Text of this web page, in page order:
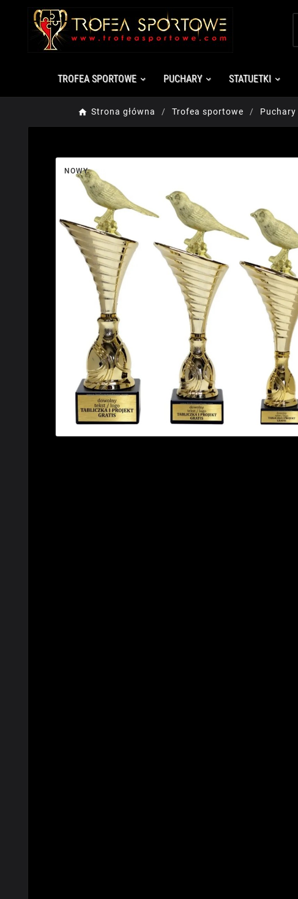
TROFEA SPORTOWE PUCHARY STATUETKI
Strona główna Trofea sportowe Puchary
NOWY